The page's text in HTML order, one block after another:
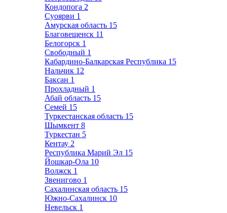
Кондопога 2
Суоярви 1
Амурская область 15
Благовещенск 11
Белогорск 1
Свободный 1
Кабардино-Балкарская Республика 15
Нальчик 12
Баксан 1
Прохладный 1
Абай область 15
Семей 15
Туркестанская область 15
Шымкент 8
Туркестан 5
Кентау 2
Республика Марий Эл 15
Йошкар-Ола 10
Волжск 1
Звенигово 1
Сахалинская область 15
Южно-Сахалинск 10
Невельск 1